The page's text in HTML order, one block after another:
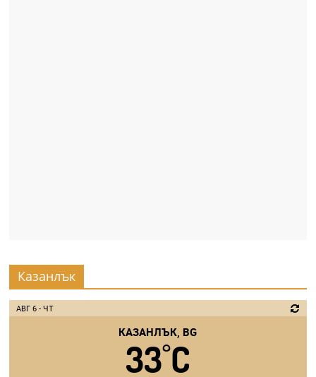
Казанлък
АВГ 6 - ЧТ
КАЗАНЛЪК, BG
33°C